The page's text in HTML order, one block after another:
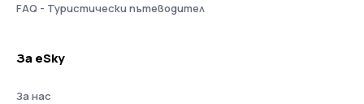
FAQ - Туристически пътеводител
За eSky
За нас